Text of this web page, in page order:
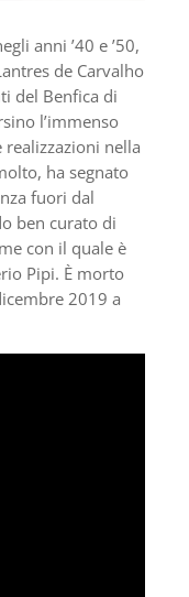
anni ’40 e ’50,
de Carvalho
del Benfica di
l’immenso
realizzazioni nella
ha segnato
fuori dal
ben curato di
con il quale è
Pipi. È morto
2019 a